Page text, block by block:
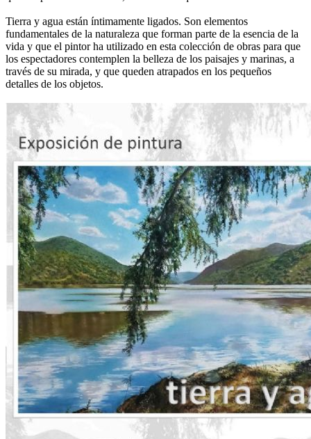
Tierra y agua están íntimamente ligados. Son elementos
fundamentales de la naturaleza que forman parte de la esencia de la
vida y que el pintor ha utilizado en esta colección de obras para que
los espectadores contemplen la belleza de los paisajes y marinas, a
través de su mirada, y que queden atrapados en los pequeños
detalles de los objetos.